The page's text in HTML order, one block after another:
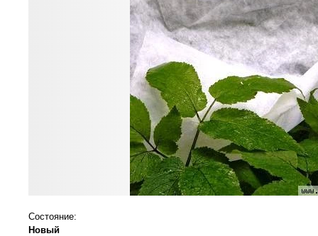
Состояние:
Новый